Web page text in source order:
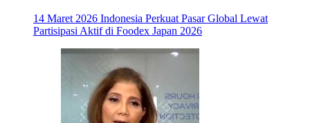
14 Maret 2026 Indonesia Perkuat Pasar Global Lewat
Partisipasi Aktif di Foodex Japan 2026